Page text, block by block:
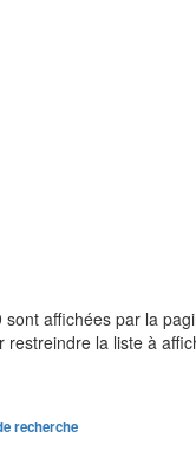
affichées par la
la liste à
recherche